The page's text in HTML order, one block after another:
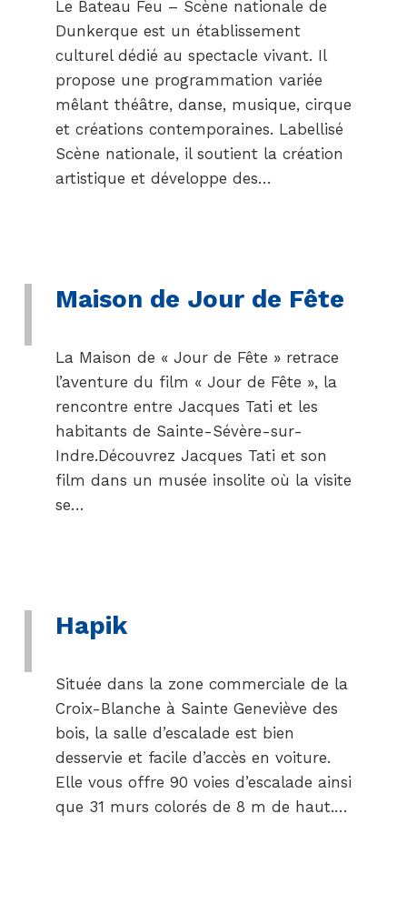
Le Bateau Feu – Scène nationale de
Dunkerque est un établissement
culturel dédié au spectacle vivant. Il
propose une programmation variée
mêlant théâtre, danse, musique, cirque
et créations contemporaines. Labellisé
Scène nationale, il soutient la création
artistique et développe des…
Maison de Jour de Fête
La Maison de « Jour de Fête » retrace
l’aventure du film « Jour de Fête », la
rencontre entre Jacques Tati et les
habitants de Sainte-Sévère-sur-
Indre.Découvrez Jacques Tati et son
film dans un musée insolite où la visite
se…
Hapik
Située dans la zone commerciale de la
Croix-Blanche à Sainte Geneviève des
bois, la salle d’escalade est bien
desservie et facile d’accès en voiture.
Elle vous offre 90 voies d’escalade ainsi
que 31 murs colorés de 8 m de haut.…